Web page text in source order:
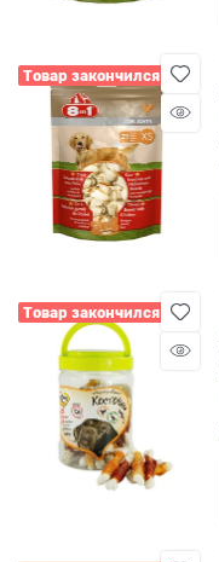
Товар закончился
Товар закончился